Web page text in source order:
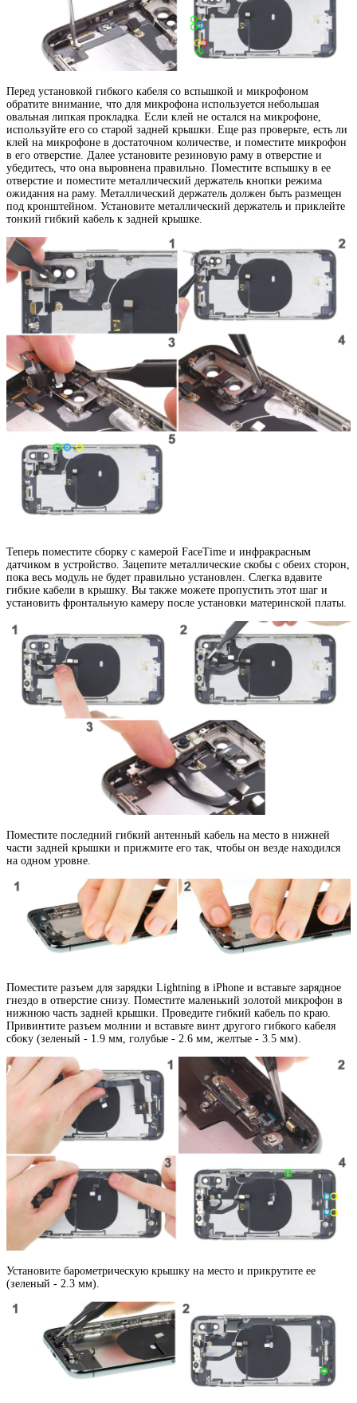
Перед установкой гибкого кабеля со вспышкой и микрофоном
обратите внимание, что для микрофона используется небольшая
овальная липкая прокладка. Если клей не остался на микрофоне,
используйте его со старой задней крышки. Еще раз проверьте, есть ли
клей на микрофоне в достаточном количестве, и поместите микрофон
в его отверстие. Далее установите резиновую раму в отверстие и
убедитесь, что она выровнена правильно. Поместите вспышку в ее
отверстие и поместите металлический держатель кнопки режима
ожидания на раму. Металлический держатель должен быть размещен
под кронштейном. Установите металлический держатель и приклейте
тонкий гибкий кабель к задней крышке.
Теперь поместите сборку с камерой FaceTime и инфракрасным
датчиком в устройство. Зацепите металлические скобы с обеих сторон,
пока весь модуль не будет правильно установлен. Слегка вдавите
гибкие кабели в крышку. Вы также можете пропустить этот шаг и
установить фронтальную камеру после установки материнской платы.
Поместите последний гибкий антенный кабель на место в нижней
части задней крышки и прижмите его так, чтобы он везде находился
на одном уровне.
Поместите разъем для зарядки Lightning в iPhone и вставьте зарядное
гнездо в отверстие снизу. Поместите маленький золотой микрофон в
нижнюю часть задней крышки. Проведите гибкий кабель по краю.
Привинтите разъем молнии и вставьте винт другого гибкого кабеля
сбоку (зеленый - 1.9 мм, голубые - 2.6 мм, желтые - 3.5 мм).
Установите барометрическую крышку на место и прикрутите ее
(зеленый - 2.3 мм).